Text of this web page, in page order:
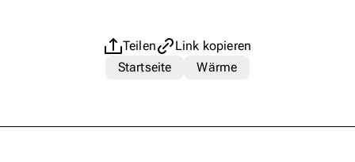
Teilen
Link kopieren
Startseite
Wärme